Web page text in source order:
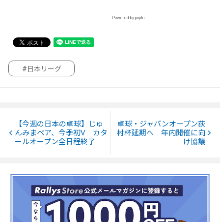
Powered by popIn
#日本リーグ
【今週の日本の卓球】じゅ
んみまペア、今季初V カタ
ールオープン全日程終了
卓球・ジャパンオープン荻
村杯延期へ 年内開催に向
け協議